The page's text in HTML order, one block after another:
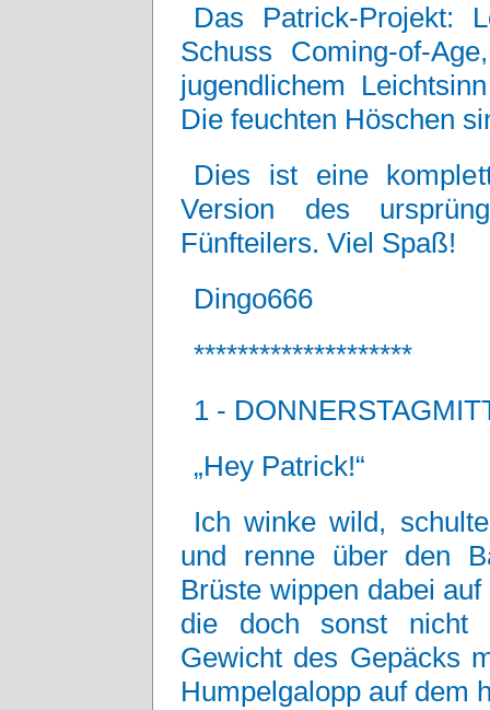
Das Patrick-Projekt:
Schuss Coming-of-
jugendlichem
Die feuchten Höschen
Dies ist eine
Version des
Fünfteilers. Viel Spaß!
Dingo666
********************
1 -
„Hey Patrick!“
Ich winke wild,
und renne über den
Brüste wippen dabei
die doch sonst nicht
Gewicht des Gepäcks
Humpelgalopp auf dem